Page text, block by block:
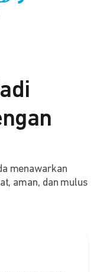
menawarkan
aman, dan mulus